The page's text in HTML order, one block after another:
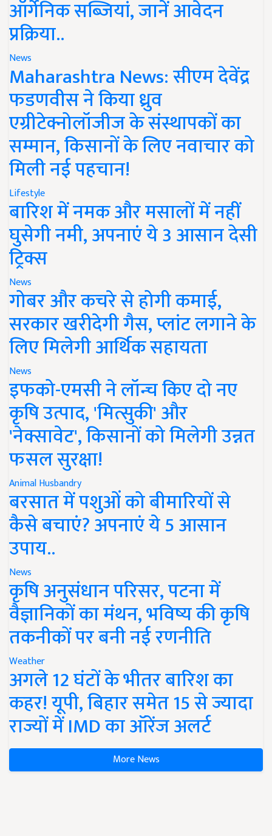
ऑर्गेनिक सब्जियां, जानें आवेदन
प्रक्रिया..
News
Maharashtra News: सीएम देवेंद्र
फडणवीस ने किया ध्रुव
एग्रीटेक्नोलॉजीज के संस्थापकों का
सम्मान, किसानों के लिए नवाचार को
मिली नई पहचान!
Lifestyle
बारिश में नमक और मसालों में नहीं
घुसेगी नमी, अपनाएं ये 3 आसान देसी
ट्रिक्स
News
गोबर और कचरे से होगी कमाई,
सरकार खरीदेगी गैस, प्लांट लगाने के
लिए मिलेगी आर्थिक सहायता
News
इफको-एमसी ने लॉन्च किए दो नए
कृषि उत्पाद, 'मित्सुकी' और
'नेक्सावेट', किसानों को मिलेगी उन्नत
फसल सुरक्षा!
Animal Husbandry
बरसात में पशुओं को बीमारियों से
कैसे बचाएं? अपनाएं ये 5 आसान
उपाय..
News
कृषि अनुसंधान परिसर, पटना में
वैज्ञानिकों का मंथन, भविष्य की कृषि
तकनीकों पर बनी नई रणनीति
Weather
अगले 12 घंटों के भीतर बारिश का
कहर! यूपी, बिहार समेत 15 से ज्यादा
राज्यों में IMD का ऑरेंज अलर्ट
More News